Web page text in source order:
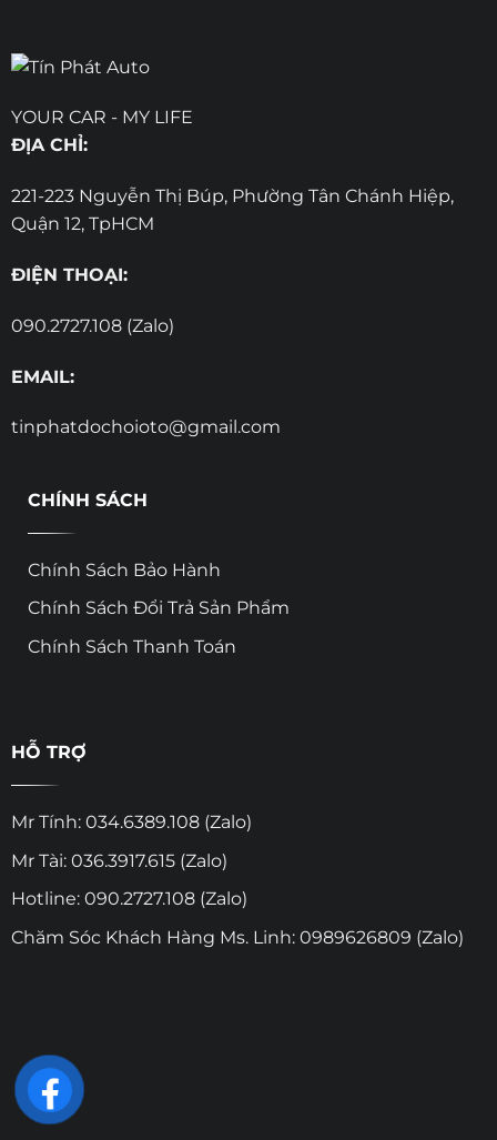
YOUR CAR - MY LIFE
ĐỊA CHỈ:
221-223 Nguyễn Thị Búp, Phường Tân Chánh Hiệp,
Quận 12, TpHCM
ĐIỆN THOẠI:
090.2727.108 (Zalo)
EMAIL:
tinphatdochoioto@gmail.com
CHÍNH SÁCH
Chính Sách Bảo Hành
Chính Sách Đổi Trả Sản Phẩm
Chính Sách Thanh Toán
HỖ TRỢ
Mr Tính: 034.6389.108 (Zalo)
Mr Tài: 036.3917.615 (Zalo)
Hotline: 090.2727.108 (Zalo)
Chăm Sóc Khách Hàng Ms. Linh: 0989626809 (Zalo)